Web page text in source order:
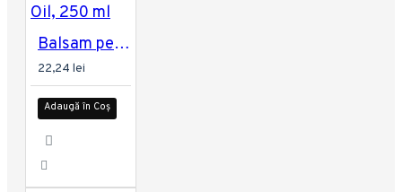
Balsam pentru par Bioblas Argan Oil, 250 ml
22,24 lei
Adaugă în Coș